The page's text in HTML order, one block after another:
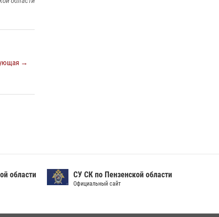
→
области СУ СК по Пензенской области
Официальный сайт